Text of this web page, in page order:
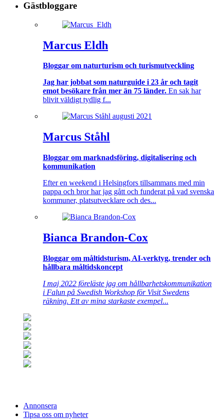
Gästbloggare
Marcus Eldh
Bloggar om naturturism och turismutveckling
Jag har jobbat som naturguide i 23 år och tagit
emot besökare från mer än 75 länder. En sak har
blivit väldigt tydlig f...
Marcus Ståhl
Bloggar om marknadsföring, digitalisering och
kommunikation
Efter en weekend i Helsingfors tillsammans med min
pappa och bror har jag gått och funderat på vad svenska
kommuner, platsutvecklare och des...
Bianca Brandon-Cox
Bloggar om måltidsturism, AI-verktyg, trender och
hållbara måltidskoncept
I maj 2022 föreläste jag om hållbarhetskommunikation
i Falun på Swedish Workshop för Visit Swedens
räkning. Ett av mina starkaste exempel...
Annonsera
Tipsa oss om nyheter